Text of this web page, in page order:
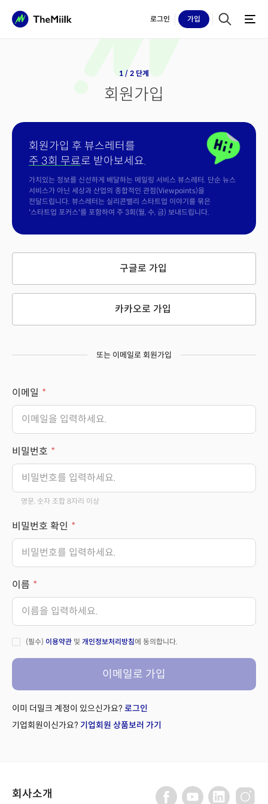
로그인 가입
1 / 2 단계
회원가입
회원가입 후 뷰스레터를
주 3회 무료로 받아보세요.
가치있는 정보를 신선하게 배달하는 메일링 서비스 뷰스레터. 단순 뉴스
서비스가 아닌 세상과 산업의 종합적인 관점(Viewpoints)을
전달드립니다. 뷰스레터는 실리콘밸리 스타트업 이야기를 묶은
'스타트업 포커스'를 포함하여 주 3회(월, 수, 금) 보내드립니다.
구글로 가입
카카오로 가입
또는 이메일로 회원가입
이메일
비밀번호
영문, 숫자 조합 8자리 이상
비밀번호 확인
이름
(필수) 이용약관 및 개인정보처리방침에 동의합니다.
이메일로 가입
이미 더밀크 계정이 있으신가요? 로그인
기업회원이신가요? 기업회원 상품보러 가기
회사소개